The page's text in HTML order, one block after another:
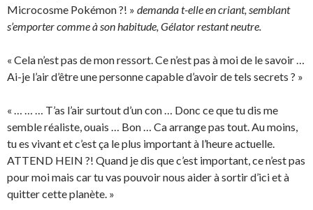
Microcosme Pokémon ?! » demanda t-elle en criant, semblant
s’emporter comme à son habitude, Gélator restant neutre.
« Cela n’est pas de mon ressort. Ce n’est pas à moi de le savoir …
Ai-je l’air d’être une personne capable d’avoir de tels secrets ? »
« … … … T’as l’air surtout d’un con … Donc ce que tu dis me
semble réaliste, ouais … Bon … Ca arrange pas tout. Au moins,
tu es vivant et c’est ça le plus important à l’heure actuelle.
ATTEND HEIN ?! Quand je dis que c’est important, ce n’est pas
pour moi mais car tu vas pouvoir nous aider à sortir d’ici et à
quitter cette planète. »